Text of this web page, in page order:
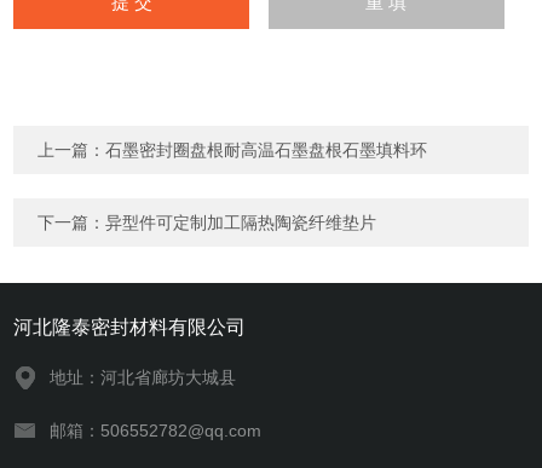
上一篇：石墨密封圈盘根耐高温石墨盘根石墨填料环
下一篇：异型件可定制加工隔热陶瓷纤维垫片
河北隆泰密封材料有限公司
地址：河北省廊坊大城县
邮箱：506552782@qq.com